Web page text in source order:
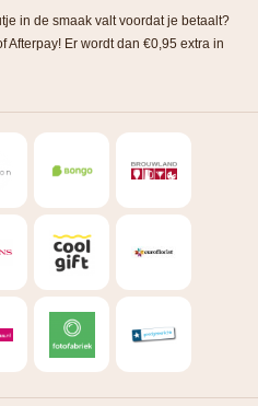
in de smaak valt voordat je betaalt?
Afterpay! Er wordt dan €0,95 extra in